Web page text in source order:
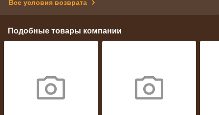
Все условия возврата
Подобные товары компании